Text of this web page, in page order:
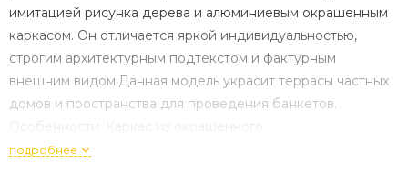
имитацией рисунка дерева и алюминиевым окрашенным
каркасом. Он отличается яркой индивидуальностью,
строгим архитектурным подтекстом и фактурным
внешним видом.Данная модель украсит террасы частных
домов и пространства для проведения банкетов.
Особенности: Каркас из окрашенного
алюминия.Алюминий - очень износостойкий и
подробнее